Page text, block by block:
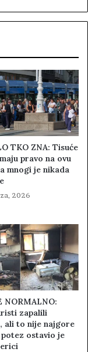
TKO ZNA: Tisuće
pravo na ovu
mnogi je nikada
2026
NORMALNO:
zapalili
ali to nije najgore
ostavio je